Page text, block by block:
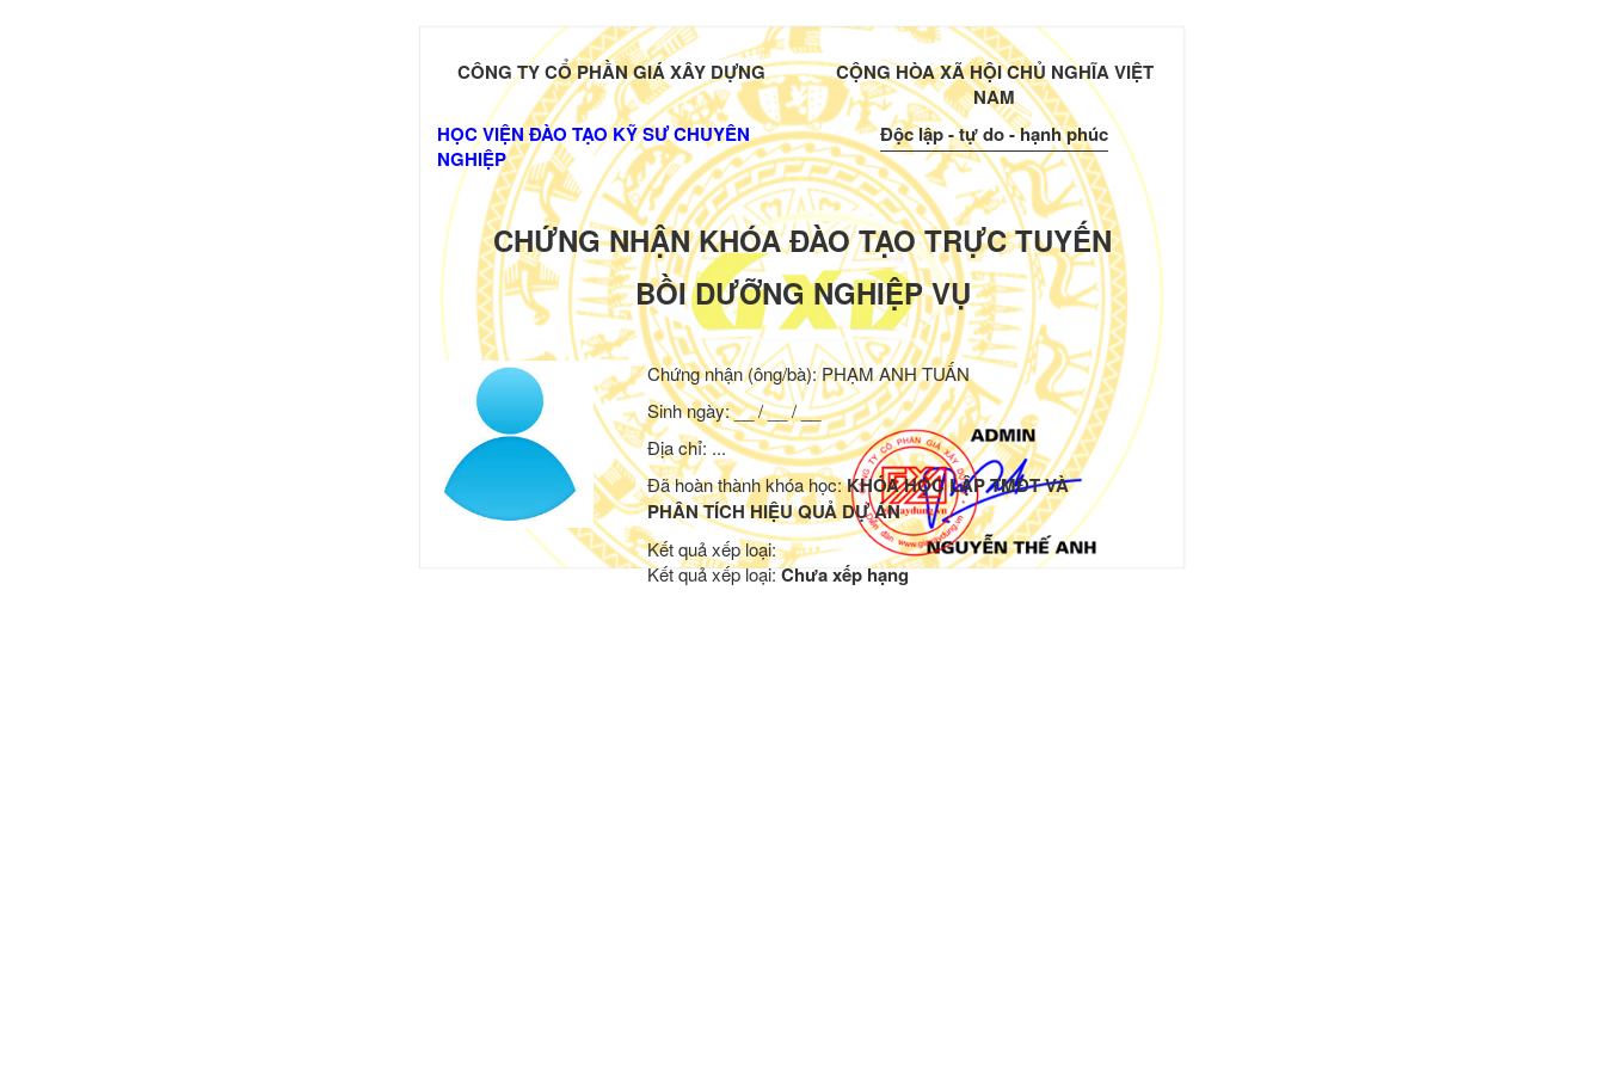
CÔNG TY CỔ PHẦN GIÁ XÂY DỰNG
CỘNG HÒA XÃ HỘI CHỦ NGHĨA VIỆT
NAM
HỌC VIỆN ĐÀO TẠO KỸ SƯ CHUYÊN
NGHIỆP
Độc lập - tự do - hạnh phúc
CHỨNG NHẬN KHÓA ĐÀO TẠO TRỰC TUYẾN
BỒI DƯỠNG NGHIỆP VỤ
Chứng nhận (ông/bà):PHẠM ANH TUẤN
Sinh ngày: __ / __ / __
Địa chỉ: ...
Đã hoàn thành khóa học:KHÓA HỌC LẬP TMĐT VÀ
PHÂN TÍCH HIỆU QUẢ DỰ ÁN
Kết quả xếp loại:
Kết quả xếp loại:Chưa xếp hạng